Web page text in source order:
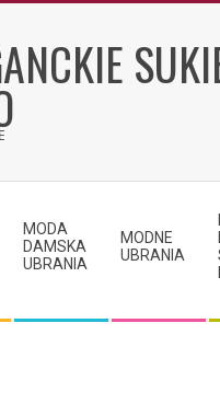
MODA
DAMSKA
UBRANIA
MODNE
UBRANIA